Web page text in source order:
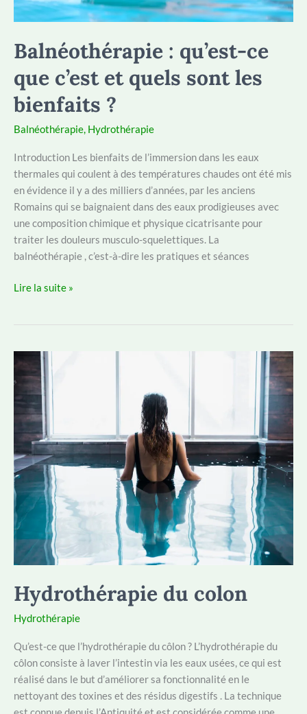
Balnéothérapie : qu’est-ce
que c’est et quels sont les
bienfaits ?
Balnéothérapie Hydrothérapie
Introduction Les bienfaits de l’immersion dans les eaux
thermales qui coulent à des températures chaudes ont été mis
en évidence il y a des milliers d’années, par les anciens
Romains qui se baignaient dans des eaux prodigieuses avec
une composition chimique et physique cicatrisante pour
traiter les douleurs musculo-squelettiques. La
balnéothérapie , c’est-à-dire les pratiques et séances
Balnéothérapie
que
c’est
et
quels
sont
les
bienfaits
?
Lire la suite »
Hydrothérapie du colon
Hydrothérapie
Qu’est-ce que l’hydrothérapie du côlon ? L’hydrothérapie du
côlon consiste à laver l’intestin via les eaux usées, ce qui est
réalisé dans le but d’améliorer sa fonctionnalité en le
nettoyant des toxines et des résidus digestifs . La technique